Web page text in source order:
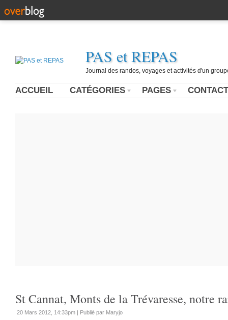
PAS et REPAS
Journal des randos, voyages et activités d'un
ACCUEIL CATÉGORIES PAGES CONTACT
St Cannat, Monts de la Trévaresse, notre
20 Mars 2012, 14:33pm | Publié par Maryjo